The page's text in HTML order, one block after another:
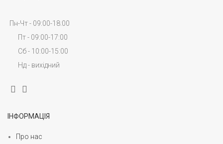
Пн-Чт - 09:00-18:00
Пт - 09:00-17:00
Сб - 10:00-15:00
Нд - вихідний
ІНФОРМАЦІЯ
Про нас